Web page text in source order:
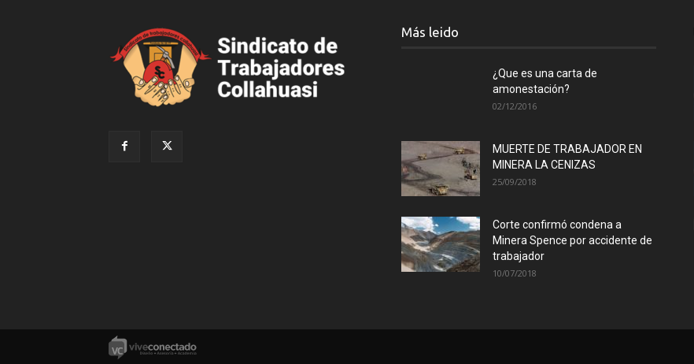
Más leido
¿Que es una carta de
amonestación?
02/12/2016
MUERTE DE TRABAJADOR EN
MINERA LA CENIZAS
25/09/2018
Corte confirmó condena a
Minera Spence por accidente de
trabajador
10/07/2018